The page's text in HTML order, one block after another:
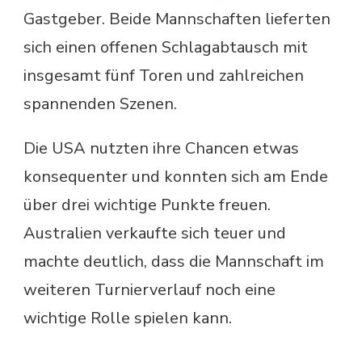
Gastgeber. Beide Mannschaften lieferten
sich einen offenen Schlagabtausch mit
insgesamt fünf Toren und zahlreichen
spannenden Szenen.
Die USA nutzten ihre Chancen etwas
konsequenter und konnten sich am Ende
über drei wichtige Punkte freuen.
Australien verkaufte sich teuer und
machte deutlich, dass die Mannschaft im
weiteren Turnierverlauf noch eine
wichtige Rolle spielen kann.